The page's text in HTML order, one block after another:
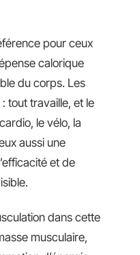
pour ceux
calorique
du corps. Les
tout travaille, et le
le vélo, la
aussi une
et de
dans cette
musculaire,